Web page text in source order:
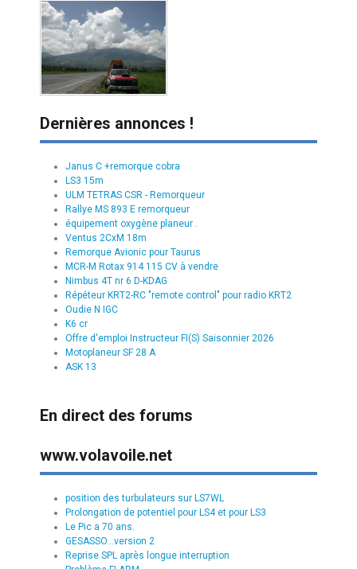
Dernières annonces !
Janus C +remorque cobra
LS3 15m
ULM TETRAS CSR - Remorqueur
Rallye MS 893 E remorqueur
équipement oxygène planeur .
Ventus 2CxM 18m
Remorque Avionic pour Taurus
MCR-M Rotax 914 115 CV à vendre
Nimbus 4T nr 6 D-KDAG
Répéteur KRT2-RC "remote control" pour radio KRT2
Oudie N IGC
K6 cr
Offre d'emploi Instructeur FI(S) Saisonnier 2026
Motoplaneur SF 28 A
ASK 13
En direct des forums
www.volavoile.net
position des turbulateurs sur LS7WL
Prolongation de potentiel pour LS4 et pour LS3
Le Pic a 70 ans.
GESASSO...version 2
Reprise SPL après longue interruption